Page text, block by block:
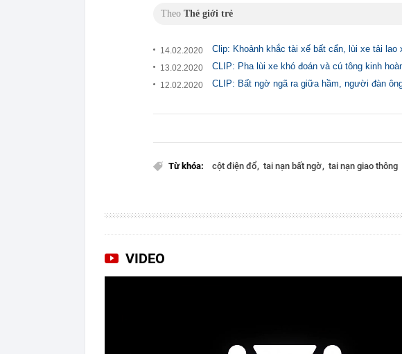
Theo Thé giới trẻ
14.02.2020 Clip: Khoảnh khắc tài xế bất cẩn, lùi xe tải lao
13.02.2020 CLIP: Pha lùi xe khó đoán và cú tông kinh
12.02.2020 CLIP: Bất ngờ ngã ra giữa hầm, người đàn
Từ khóa: cột điện đổ tai nạn bất ngờ tai nạn giao thông
VIDEO